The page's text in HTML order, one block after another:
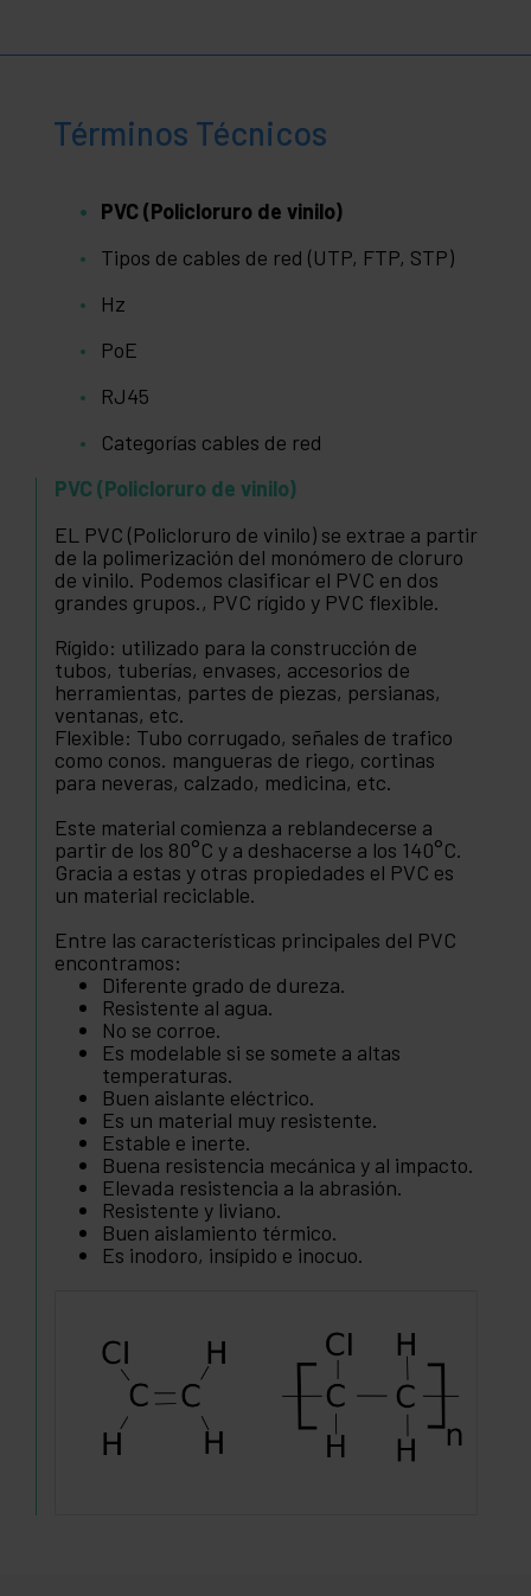
Términos Técnicos
PVC (Policloruro de vinilo)
Tipos de cables de red (UTP, FTP, STP)
Hz
PoE
RJ45
Categorías cables de red
PVC (Policloruro de vinilo)
EL PVC (Policloruro de vinilo) se extrae a partir
de la polimerización del monómero de cloruro
de vinilo. Podemos clasificar el PVC en dos
grandes grupos., PVC rígido y PVC flexible.
Rígido: utilizado para la construcción de
tubos, tuberías, envases, accesorios de
herramientas, partes de piezas, persianas,
ventanas, etc.
Flexible: Tubo corrugado, señales de trafico
como conos. mangueras de riego, cortinas
para neveras, calzado, medicina, etc.
Este material comienza a reblandecerse a
partir de los 80°C y a deshacerse a los 140°C.
Gracia a estas y otras propiedades el PVC es
un material reciclable.
Entre las características principales del PVC
encontramos:
Diferente grado de dureza.
Resistente al agua.
No se corroe.
Es modelable si se somete a altas
temperaturas.
Buen aislante eléctrico.
Es un material muy resistente.
Estable e inerte.
Buena resistencia mecánica y al impacto.
Elevada resistencia a la abrasión.
Resistente y liviano.
Buen aislamiento térmico.
Es inodoro, insípido e inocuo.